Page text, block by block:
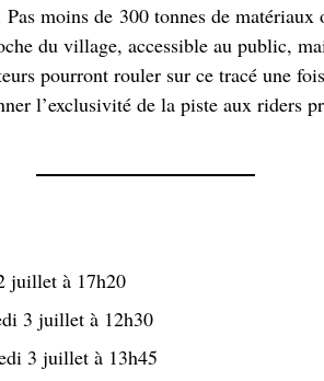
moins de 300 tonnes de matériaux
du village, accessible au public,
pourront rouler sur ce tracé une
l’exclusivité de la piste aux riders
juillet à 17h20
3 juillet à 12h30
3 juillet à 13h45